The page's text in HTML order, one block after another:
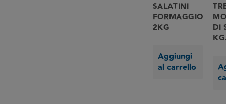
SALATINI
FORMAGGIO
2KG
Aggiungi
al carrello
DI